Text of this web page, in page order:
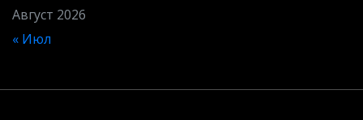
Август 2026
« Июл